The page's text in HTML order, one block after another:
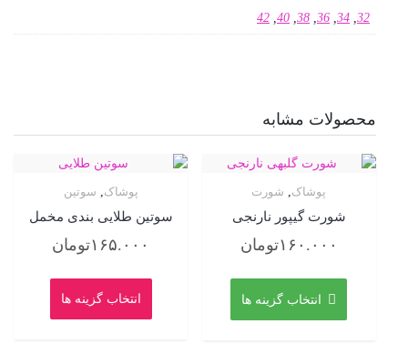
32
,
34
,
36
,
38
,
40
,
42
محصولات مشابه
پوشاک شورت
شورت گیپور نارنجی
۱۶۰.۰۰۰تومان
انتخاب گزینه ها
پوشاک سوتین
سوتین طلایی بندی مخمل
۱۶۵.۰۰۰تومان
انتخاب گزینه ها